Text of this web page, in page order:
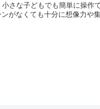
小さな子どもでも簡単に操作
ンがなくても十分に想像力や